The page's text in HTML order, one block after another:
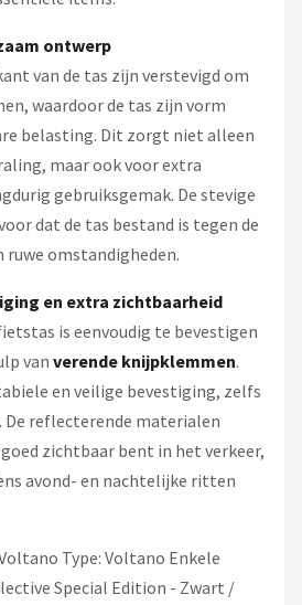
ontwerp
van de tas zijn verstevigd om
waardoor de tas zijn vorm
belasting. Dit zorgt niet alleen
maar ook voor extra
gebruiksgemak. De stevige
dat de tas bestand is tegen de
omstandigheden.
en extra zichtbaarheid
is eenvoudig te bevestigen
van verende knijpklemmen.
en veilige bevestiging, zelfs
De reflecterende materialen
zichtbaar bent in het verkeer,
avond- en nachtelijke ritten
Type: Voltano Enkele
Special Edition - Zwart /